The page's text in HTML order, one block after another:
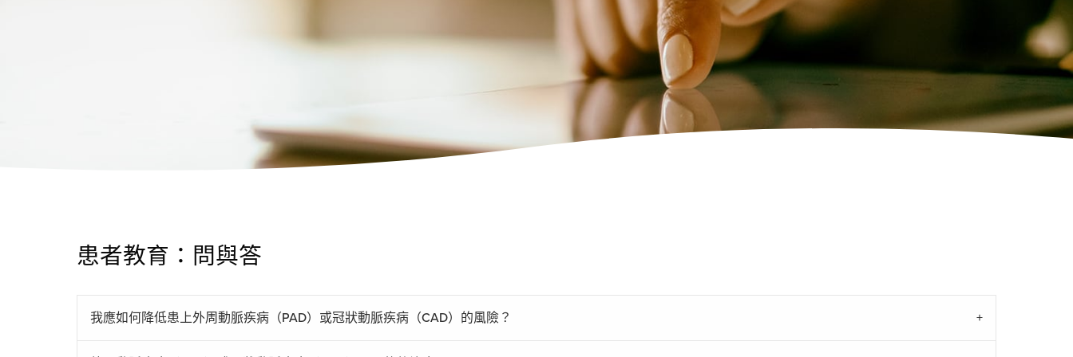
患者教育：問與答
我應如何降低患上外周動脈疾病（PAD）或冠狀動脈疾病（CAD）的風險？